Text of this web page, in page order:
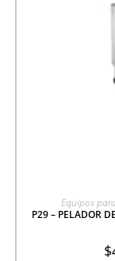
Equipos
P29 – PELADOR
$